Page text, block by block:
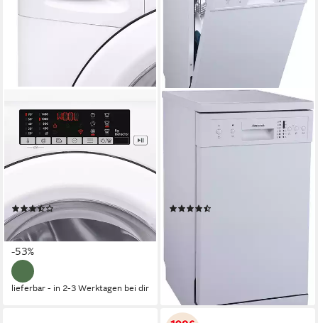
Waschmaschine CS
1410TXME/1-S
10 kg Kapazität Waschen
78 dB(A)
Produktdatenblatt
(8)
349,99 € UVP 739,00 €
17,38 €mtl. in 24 Raten
-53%
lieferbar - in 2-3 Werktagen bei dir
Standgeschirrspüler
HG4585E97636W
lieferbar - in 2-3 Werktagen bei dir